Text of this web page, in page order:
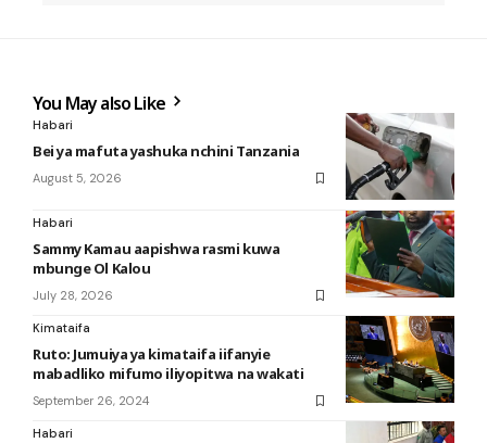
You May also Like
Habari
Bei ya mafuta yashuka nchini Tanzania
August 5, 2026
Habari
Sammy Kamau aapishwa rasmi kuwa
mbunge Ol Kalou
July 28, 2026
Kimataifa
Ruto: Jumuiya ya kimataifa iifanyie
mabadliko mifumo iliyopitwa na wakati
September 26, 2024
Habari